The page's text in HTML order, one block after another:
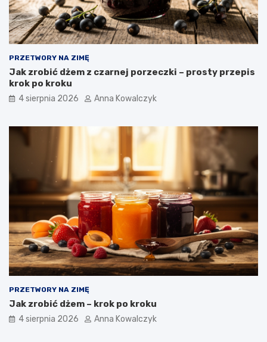
PRZETWORY NA ZIMĘ
Jak zrobić dżem z czarnej porzeczki – prosty przepis
krok po kroku
4 sierpnia 2026 Anna Kowalczyk
PRZETWORY NA ZIMĘ
Jak zrobić dżem – krok po kroku
4 sierpnia 2026 Anna Kowalczyk